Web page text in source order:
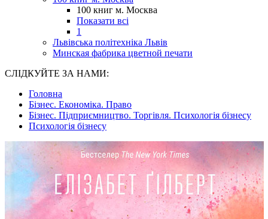
100 книг м. Москва
Показати всі
1
Львівська політехніка Львів
Минская фабрика цветной печати
СЛІДКУЙТЕ ЗА НАМИ:
Головна
Бізнес. Економіка. Право
Бізнес. Підприємництво. Торгівля. Психологія бізнесу
Психологія бізнесу